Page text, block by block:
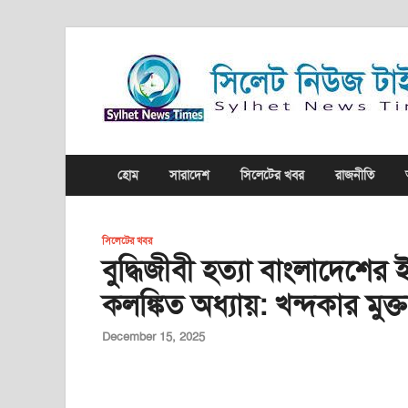
হোম সারাদেশ সিলেটের খবর রাজনীতি
সিলেটের খবর
বুদ্ধিজীবী হত্যা
কলঙ্কিত অধ্যায়: খন্দকার
December 15, 2025